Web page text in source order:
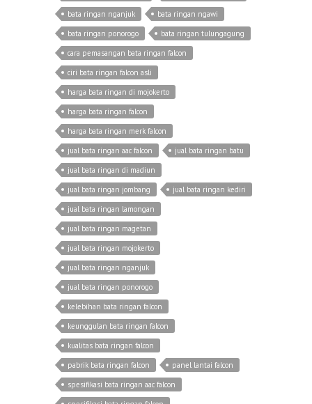
bata ringan nganjuk
bata ringan ngawi
bata ringan ponorogo
bata ringan tulungagung
cara pemasangan bata ringan falcon
ciri bata ringan falcon asli
harga bata ringan di mojokerto
harga bata ringan falcon
harga bata ringan merk falcon
jual bata ringan aac falcon
jual bata ringan batu
jual bata ringan di madiun
jual bata ringan jombang
jual bata ringan kediri
jual bata ringan lamongan
jual bata ringan magetan
jual bata ringan mojokerto
jual bata ringan nganjuk
jual bata ringan ponorogo
kelebihan bata ringan falcon
keunggulan bata ringan falcon
kualitas bata ringan falcon
pabrik bata ringan falcon
panel lantai falcon
spesifikasi bata ringan aac falcon